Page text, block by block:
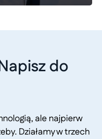
do
ale najpierw
Działamy w trzech